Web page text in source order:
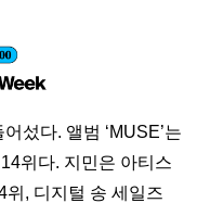
섰다. 앨범 ‘MUSE’는
위다. 지민은 아티스
위, 디지털 송 세일즈